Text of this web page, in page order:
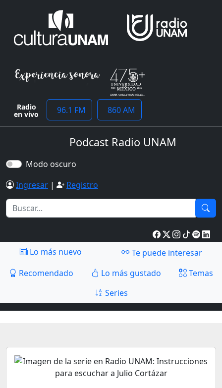
Radio
en vivo 96.1 FM 860 AM
Podcast Radio UNAM
Modo oscuro
Ingresar | Registro
Lo más nuevo
Te puede interesar
Recomendado
Lo más gustado
Temas
Series